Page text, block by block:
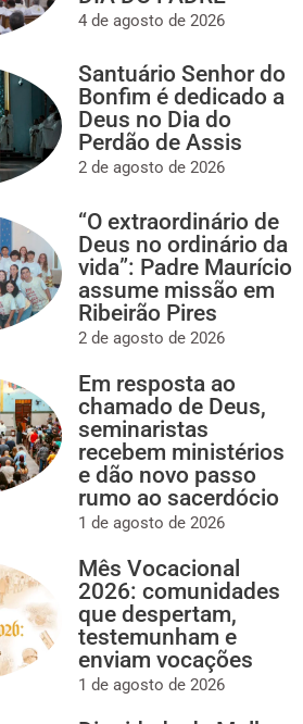
4 de agosto de 2026
Santuário Senhor do
Bonfim é dedicado a
Deus no Dia do
Perdão de Assis
2 de agosto de 2026
“O extraordinário de
Deus no ordinário da
vida”: Padre Maurício
assume missão em
Ribeirão Pires
2 de agosto de 2026
Em resposta ao
chamado de Deus,
seminaristas
recebem ministérios
e dão novo passo
rumo ao sacerdócio
1 de agosto de 2026
Mês Vocacional
2026: comunidades
que despertam,
testemunham e
enviam vocações
1 de agosto de 2026